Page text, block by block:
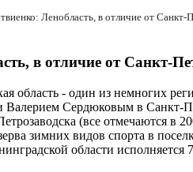
в отличие от Санкт-
область - один из немногих
Валерием Сердюковым в Санкт-
(все отмечаются в
зимних видов спорта в
области исполняется